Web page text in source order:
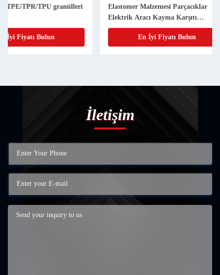
Elastomer Malzemesi Parçacıklar
Malzemesi
En İyi Fiyatı Bulun
açık TPE
En İyi
İletişim